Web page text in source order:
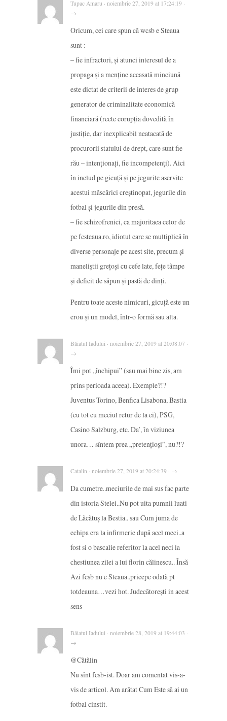
Tupac Amaru · noiembrie 27, 2019 at 17:24:19 ·
→
Oricum, cei care spun că wcsb e Steaua
sunt :
– fie infractori, şi atunci interesul de a
propaga şi a menţine aceasată minciună
este dictat de criterii de interes de grup
generator de criminalitate economică
financiară (recte corupţia dovedită în
justiţie, dar inexplicabil neatacată de
procurorii statului de drept, care sunt fie
rău – intenţionaţi, fie incompetenţi). Aici
în includ pe gicuţă şi pe jegurile aservite
acestui măscărici creştinopat, jegurile din
fotbal şi jegurile din presă.
– fie schizofrenici, ca majoritaea celor de
pe fcsteaua.ro, idiotul care se multiplică în
diverse personaje pe acest site, precum şi
maneliştii greţoşi cu cefe late, feţe tâmpe
şi deficit de săpun şi pastă de dinţi.
Pentru toate aceste nimicuri, gicuţă este un
erou şi un model, într-o formă sau alta.
Băiatul Iadului · noiembrie 27, 2019 at 20:08:07 ·
→
Îmi pot „închipui” (sau mai bine zis, am
prins perioada aceea). Exemple?!?
Juventus Torino, Benfica Lisabona, Bastia
(cu tot cu meciul retur de la ei), PSG,
Casino Salzburg, etc. Da’, în viziunea
unora… sîntem prea „pretențioși”, nu?!?
Catalin · noiembrie 27, 2019 at 20:24:39 · →
Da cumetre..meciurile de mai sus fac parte
din istoria Stelei..Nu pot uita pumnii luati
de Lăcătuș la Bestia.. sau Cum juma de
echipa era la infirmerie după acel meci..a
fost si o bascalie referitor la acel neci la
chestiunea zilei a lui florin călinescu.. Însă
Azi fcsb nu e Steaua..pricepe odată pt
totdeauna…vezi hot. Judecătorești in acest
sens
Băiatul Iadului · noiembrie 28, 2019 at 19:44:03 ·
→
@Cătălin
Nu sînt fcsb-ist. Doar am comentat vis-a-
vis de articol. Am arătat Cum Este să ai un
fotbal cinstit.